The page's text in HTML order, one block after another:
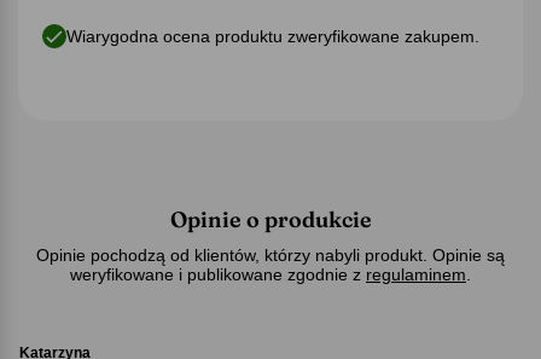
Wiarygodna ocena produktu zweryfikowane zakupem.
Opinie o produkcie
Opinie pochodzą od klientów, którzy nabyli produkt. Opinie są
weryfikowane i publikowane zgodnie z regulaminem
Katarzyna